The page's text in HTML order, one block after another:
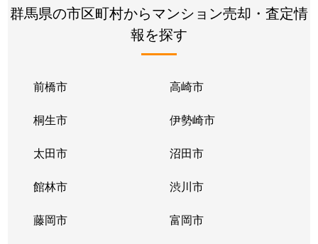
群馬県の市区町村からマンション売却・査定情
報を探す
前橋市 高崎市
桐生市 伊勢崎市
太田市 沼田市
館林市 渋川市
藤岡市 富岡市